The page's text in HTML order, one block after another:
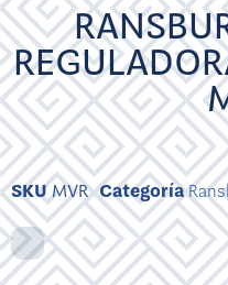
SKUMVR Categoría